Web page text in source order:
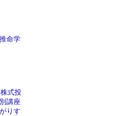
命学ラ
式投
講座」
りする